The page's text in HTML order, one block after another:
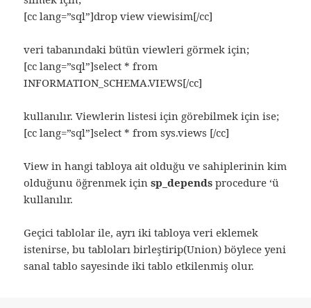
[cc lang=”sql”]drop view viewisim[/cc]
veri tabanındaki bütün viewleri görmek için;
[cc lang=”sql”]select * from
INFORMATION_SCHEMA.VIEWS[/cc]
kullanılır. Viewlerin listesi için görebilmek için ise;
[cc lang=”sql”]select * from sys.views [/cc]
View in hangi tabloya ait olduğu ve sahiplerinin kim
olduğunu öğrenmek içinsp_depends procedure ‘ü
kullanılır.
Geçici tablolar ile, ayrı iki tabloya veri eklemek
istenirse, bu tabloları birleştirip(Union) böylece yeni
sanal tablo sayesinde iki tablo etkilenmiş olur.